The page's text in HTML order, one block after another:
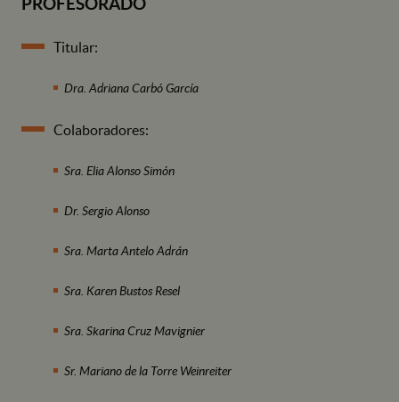
Titular:
Dra. Adriana Carbó García
Colaboradores:
Sra. Elia Alonso Simón
Dr. Sergio Alonso
Sra. Marta Antelo Adrán
Sra. Karen Bustos Resel
Sra. Skarina Cruz Mavignier
Sr. Mariano de la Torre Weinreiter